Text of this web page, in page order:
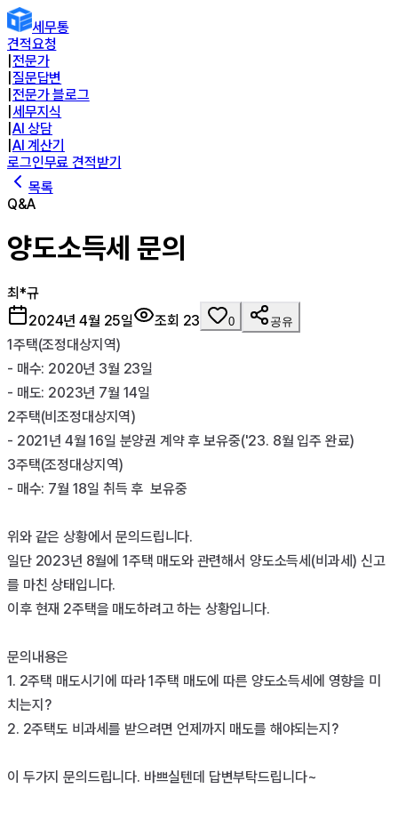
세무통
견적요청
전문가
질문답변
전문가 블로그
세무지식
AI 상담
AI 계산기
로그인무료 견적받기
목록
Q&A
양도소득세 문의
최*규
2024년 4월 25일
조회 23 0 공유
1주택(조정대상지역)
- 매수: 2020년 3월 23일
- 매도: 2023년 7월 14일
2주택(비조정대상지역)
- 2021년 4월 16일 분양권 계약 후 보유중('23. 8월 입주 완료)
3주택(조정대상지역)
- 매수: 7월 18일 취득 후  보유중
위와 같은 상황에서 문의드립니다.
일단 2023년 8월에 1주택 매도와 관련해서 양도소득세(비과세) 신고
를 마친 상태입니다.
이후 현재 2주택을 매도하려고 하는 상황입니다.
문의내용은
1. 2주택 매도시기에 따라 1주택 매도에 따른 양도소득세에 영향을 미
치는지?
2. 2주택도 비과세를 받으려면 언제까지 매도를 해야되는지?
이 두가지 문의드립니다. 바쁘실텐데 답변부탁드립니다~